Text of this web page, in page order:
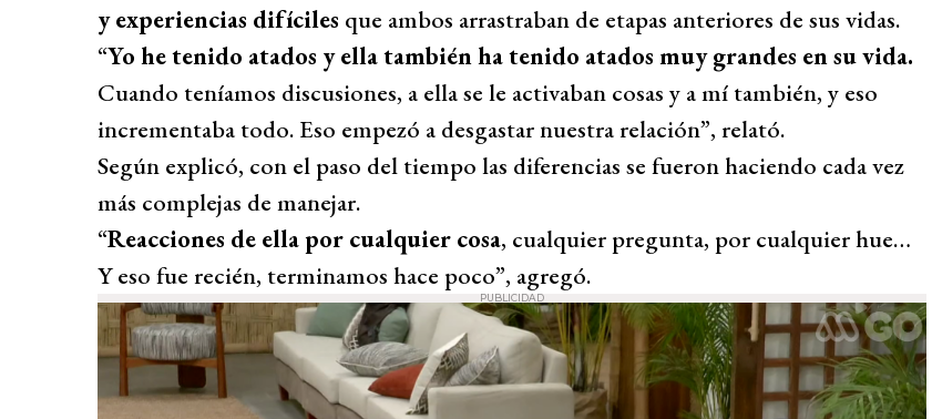
y experiencias difíciles que ambos arrastraban de etapas anteriores de sus vidas.
“Yo he tenido atados y ella también ha tenido atados muy grandes en su vida.
Cuando teníamos discusiones, a ella se le activaban cosas y a mí también, y eso
incrementaba todo. Eso empezó a desgastar nuestra relación”, relató.
Según explicó, con el paso del tiempo las diferencias se fueron haciendo cada vez
más complejas de manejar.
“Reacciones de ella por cualquier cosa, cualquier pregunta, por cualquier hue…
Y eso fue recién, terminamos hace poco”, agregó.
PUBLICIDAD